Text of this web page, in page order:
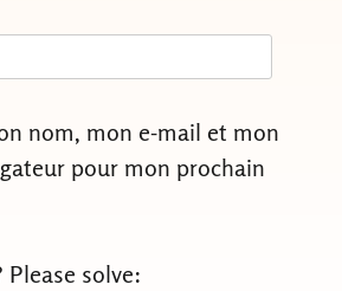
nom, mon e-mail et mon
pour mon prochain
solve: